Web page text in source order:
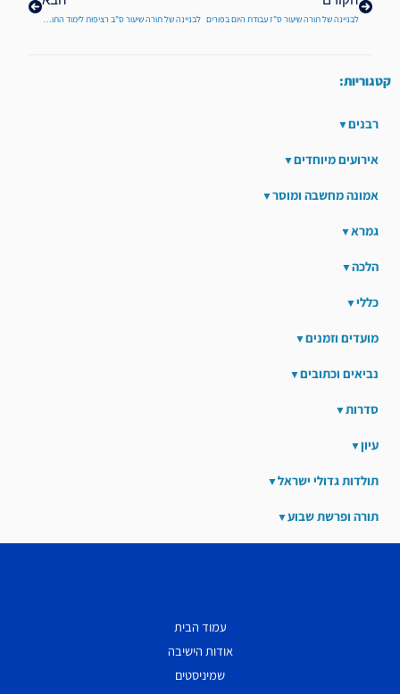
לבניינה של תורה שיעור ס"ז עבודת היום בפורים
קטגוריות:
רבנים
אירועים מיוחדים
אמונה מחשבה ומוסר
גמרא
הלכה
כללי
מועדים וזמנים
נביאים וכתובים
סדרות
עיון
תולדות גדולי ישראל
תורה ופרשת שבוע
עמוד הבית
אודות הישיבה
שמיניסטים